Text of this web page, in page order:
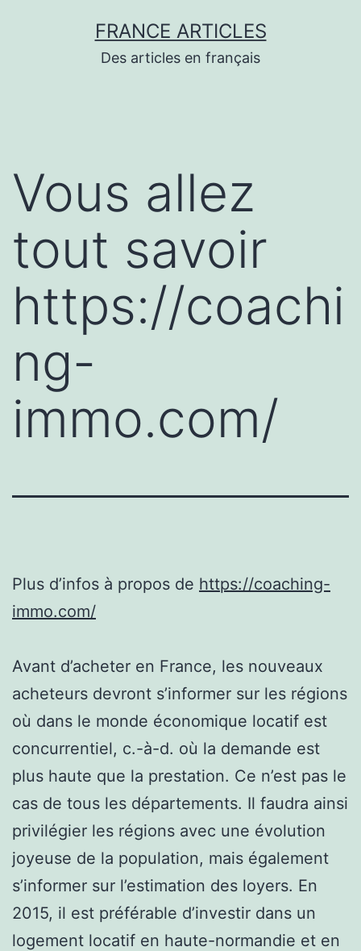
FRANCE ARTICLES
Des articles en français
Vous allez
tout savoir
https://coachi
ng-
immo.com/
Plus d’infos à propos de https://coaching-
immo.com/
Avant d’acheter en France, les nouveaux
acheteurs devront s’informer sur les régions
où dans le monde économique locatif est
concurrentiel, c.-à-d. où la demande est
plus haute que la prestation. Ce n’est pas le
cas de tous les départements. Il faudra ainsi
privilégier les régions avec une évolution
joyeuse de la population, mais également
s’informer sur l’estimation des loyers. En
2015, il est préférable d’investir dans un
logement locatif en haute-normandie et en